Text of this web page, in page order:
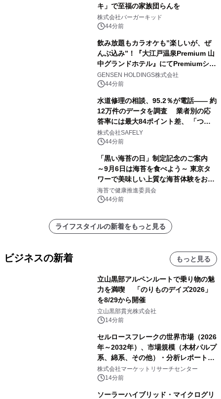
キ」で至福の家族団らんを
株式会社バーガーキッド
44分前
飲み放題もカラオケも”楽しいが、ぜ
んぶ込み”！『大江戸温泉Premium 山
中グランドホテル』にてPremiumシリ
ーズ初のオールインクルーシブ導入
GENSEN HOLDINGS株式会社
44分前
水道修理の相談、95.2％が電話―― 約
12万件のデータを調査 業者別の応
答率には最大84ポイント差、 「つな
がりやすさ」も選定基準に
株式会社SAFELY
44分前
「黒い海苔の日」制定記念のご案内
～9月6日は海苔を食べよう～ 東京タ
ワーで美味しい上質な海苔体験をお届
けします！
海苔で健康推進委員会
44分前
ライフスタイルの新着をもっと見る
ビジネスの新着 もっと見る
立山黒部アルペンルートで乗り物の魅
力を満喫 「のりものデイズ2026」
を8/29から開催
立山黒部貫光株式会社
14分前
セルロースフレークの世界市場（2026
年～2032年）、市場規模（木材パルプ
系、綿系、その他）・分析レポートを
発表
株式会社マーケットリサーチセンター
14分前
ソーラーハイブリッド・マイクログリ